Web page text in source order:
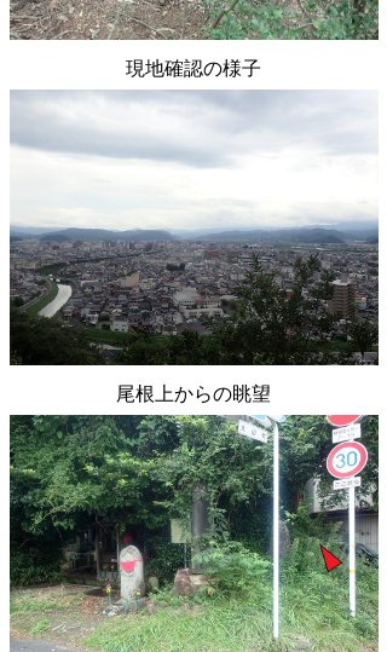
現地確認の様子
尾根上からの眺望